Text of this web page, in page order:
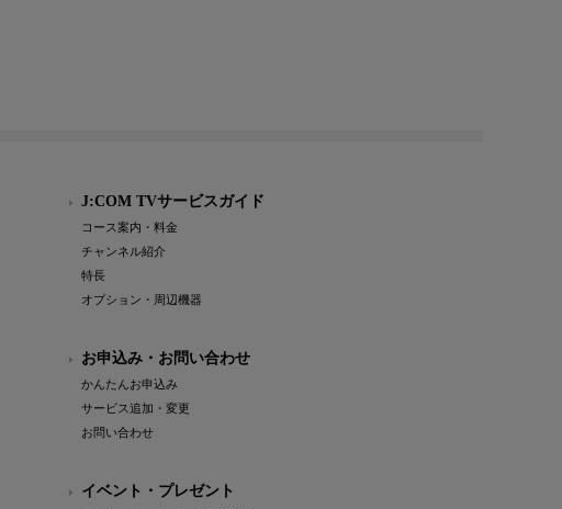
J:COM TVサービスガイド
コース案内・料金
チャンネル紹介
特長
オプション・周辺機器
お申込み・お問い合わせ
かんたんお申込み
サービス追加・変更
お問い合わせ
イベント・プレゼント